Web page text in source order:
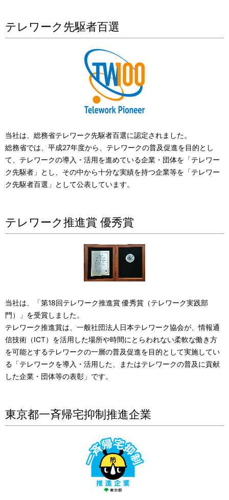
テレワーク先駆者百選
当社は、総務省テレワーク先駆者百選に認定されました。
総務省では、平成27年度から、テレワークの普及促進を目的とし
て、テレワークの導入・活用を進めている企業・団体を「テレワー
ク先駆者」とし、その中から十分な実績を持つ企業等を「テレワー
ク先駆者百選」として公表しています。
テレワーク推進賞 優秀賞
当社は、「第18回テレワーク推進賞 優秀賞（テレワーク実践部
門）」を受賞しました。
テレワーク推進賞は、一般社団法人日本テレワーク協会が、情報通
信技術（ICT）を活用した場所や時間にとらわれない柔軟な働き方
を可能とするテレワークの一層の普及促進を目的として実施してい
る「テレワークを導入・活用した、またはテレワークの普及に貢献
した企業・団体等の表彰」です。
東京都一斉帰宅抑制推進企業